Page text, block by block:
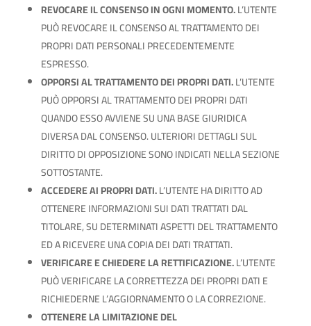
REVOCARE IL CONSENSO IN OGNI MOMENTO.L’UTENTE
PUÒ REVOCARE IL CONSENSO AL TRATTAMENTO DEI
PROPRI DATI PERSONALI PRECEDENTEMENTE
ESPRESSO.
OPPORSI AL TRATTAMENTO DEI PROPRI DATI.L’UTENTE
PUÒ OPPORSI AL TRATTAMENTO DEI PROPRI DATI
QUANDO ESSO AVVIENE SU UNA BASE GIURIDICA
DIVERSA DAL CONSENSO. ULTERIORI DETTAGLI SUL
DIRITTO DI OPPOSIZIONE SONO INDICATI NELLA SEZIONE
SOTTOSTANTE.
ACCEDERE AI PROPRI DATI.L’UTENTE HA DIRITTO AD
OTTENERE INFORMAZIONI SUI DATI TRATTATI DAL
TITOLARE, SU DETERMINATI ASPETTI DEL TRATTAMENTO
ED A RICEVERE UNA COPIA DEI DATI TRATTATI.
VERIFICARE E CHIEDERE LA RETTIFICAZIONE.L’UTENTE
PUÒ VERIFICARE LA CORRETTEZZA DEI PROPRI DATI E
RICHIEDERNE L’AGGIORNAMENTO O LA CORREZIONE.
OTTENERE LA LIMITAZIONE DEL